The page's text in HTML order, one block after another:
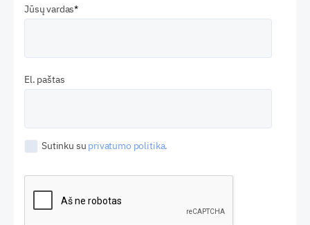
Jūsų vardas
El. paštas
Sutinku su privatumo politika.